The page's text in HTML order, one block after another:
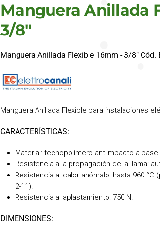
Manguera Anillada
3/8"
Manguera Anillada Flexible 16mm - 3/8" Cód.
Manguera Anillada Flexible para instalaciones
CARACTERÍSTICAS:
Material: tecnopolímero antiimpacto a base
Resistencia a la propagación de la llama:
Resistencia al calor anómalo: hasta 960
2-11).
Resistencia al aplastamiento: 750 N.
DIMENSIONES: